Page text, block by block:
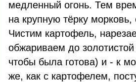
медленный огонь. Тем
на крупную тёрку
Чистим картофель,
обжариваем до
чтобы была готова) и - к
же, как с картофелем,